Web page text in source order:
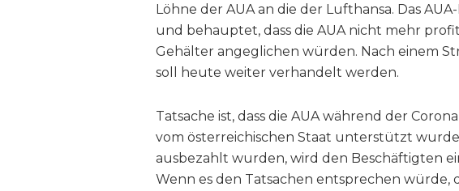
Löhne der AUA an die der Lufthansa. Das
und behauptet, dass die AUA nicht mehr
Gehälter angeglichen würden. Nach einem
soll heute weiter verhandelt werden.
Tatsache ist, dass die AUA während der
vom österreichischen Staat unterstützt
ausbezahlt wurden, wird den Beschäftigten
Wenn es den Tatsachen entsprechen würde,